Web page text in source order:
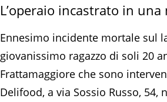
L’operaio incastrato in una
Ennesimo incidente mortale sul
giovanissimo ragazzo di soli 20
Frattamaggiore che sono
Delifood, a via Sossio Russo,